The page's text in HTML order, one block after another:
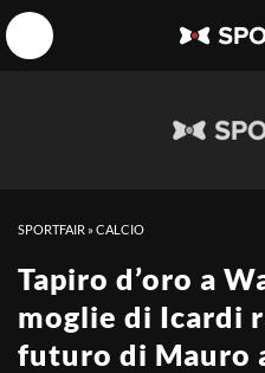
SPORTFAIR »CALCIO
Tapiro d’oro a
moglie di Icardi
futuro di Mauro